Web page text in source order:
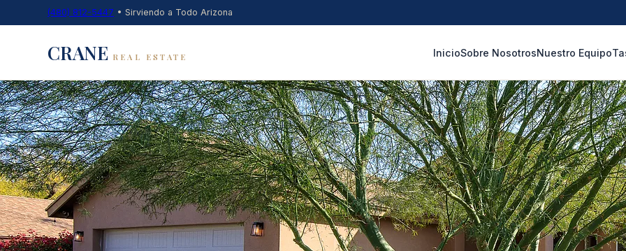
(480) 812-5447 • Sirviendo a Todo Arizona
CRANE REAL ESTATE InicioSobre NosotrosNuestro Equipo